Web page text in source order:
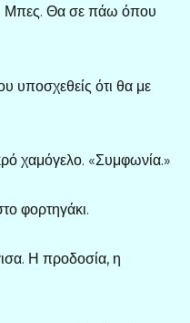
Μπες. Θα σε πάω όπου
υποσχεθείς ότι θα με
χαμόγελο. «Συμφωνία.»
φορτηγάκι.
Η προδοσία, η